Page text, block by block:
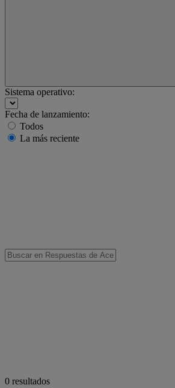
Sistema operativo:
Fecha de lanzamiento:
Todos
La más reciente
0 resultados